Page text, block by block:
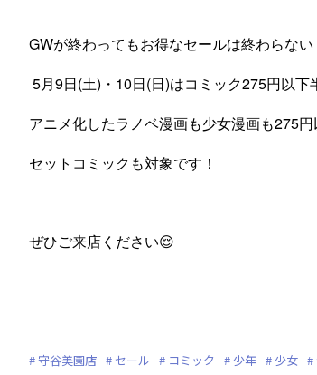
GWが終わってもお得なセールは終わらない
5月9日(土)・10日(日)はコミック275円以
アニメ化したラノベ漫画も少女漫画も275
セットコミックも対象です！
ぜひご来店ください😌
守谷美園店 セール コミック 少年 少女